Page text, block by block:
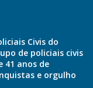
Civis do
de policiais civis
41 anos de
e orgulho